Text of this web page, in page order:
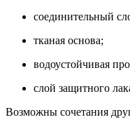
соединительный
тканая основа;
водоустойчивая
слой защитного
Возможны сочетания